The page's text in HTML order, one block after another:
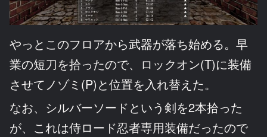
やっとこのフロアから武器が落ち始める。早
業の短刀を拾ったので、ロックオン(T)に装備
させてノゾミ(P)と位置を入れ替えた。
なお、シルバーソードという剣を2本拾った
が、これは侍ロード忍者専用装備だったので